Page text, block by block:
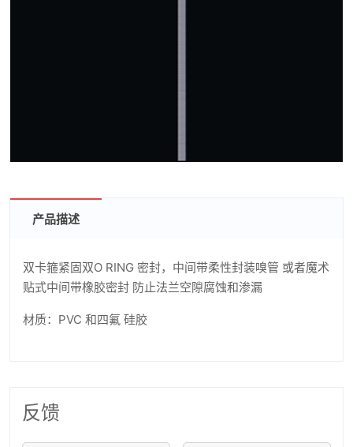
产品描述
双卡箍紧固双O RING 密封，中间带柔性封装嗅管 或者魔术
贴式中间带橡胶密封 防止法兰空隙腐蚀和渗漏
材质：PVC 和四氟 硅胶
反馈